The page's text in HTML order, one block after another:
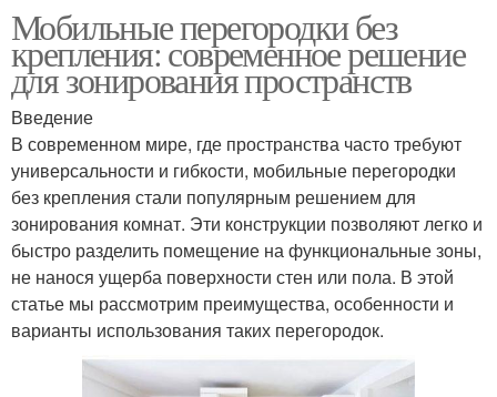
Мобильные перегородки без
крепления: современное решение
для зонирования пространств
Введение
В современном мире, где пространства часто требуют
универсальности и гибкости, мобильные перегородки
без крепления стали популярным решением для
зонирования комнат. Эти конструкции позволяют легко и
быстро разделить помещение на функциональные зоны,
не нанося ущерба поверхности стен или пола. В этой
статье мы рассмотрим преимущества, особенности и
варианты использования таких перегородок.